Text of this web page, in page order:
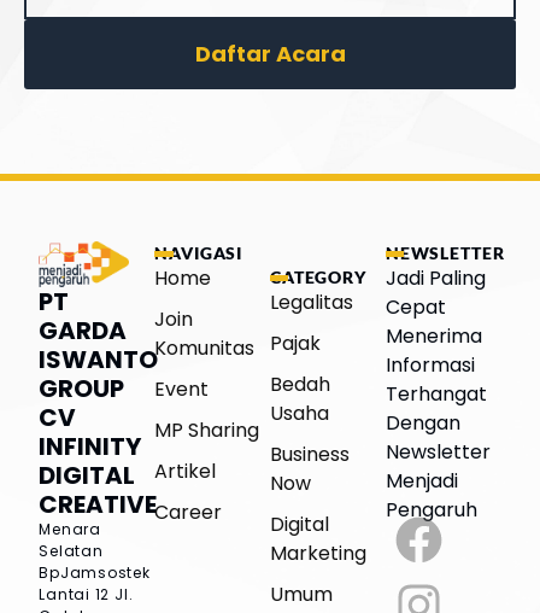
Daftar Acara
PT
GARDA
ISWANTO
GROUP
CV
INFINITY
DIGITAL
CREATIVE
Menara
Selatan
BpJamsostek
Lantai 12 Jl.
NAVIGASI
Home
Join
Komunitas
Event
MP Sharing
Artikel
Career
CATEGORY
Legalitas
Pajak
Bedah
Usaha
Business
Now
Digital
Marketing
Umum
NEWSLETTER
Jadi Paling
Cepat
Menerima
Informasi
Terhangat
Dengan
Newsletter
Menjadi
Pengaruh